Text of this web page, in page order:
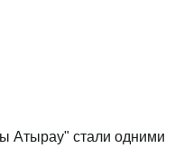
Атырау" стали одними